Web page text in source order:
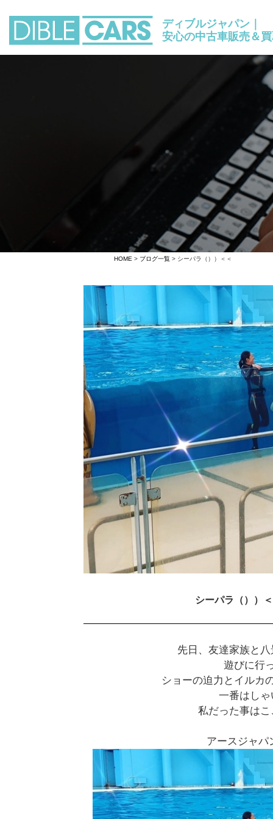
ディブルジャパン｜
安心の中古車販売＆
HOME > ブログ一覧 > シーパラ（））＜＜
シーパラ（））
先日、友達家族と
遊びに行
ショーの迫力とイルカ
一番はし
私だった事は
アースジャ